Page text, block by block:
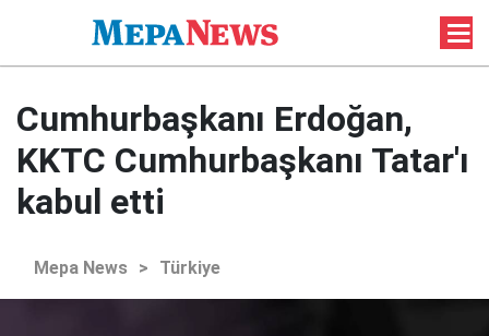
Cumhurbaşkanı Erdoğan,
KKTC Cumhurbaşkanı Tatar'ı
kabul etti
Mepa News > Türkiye